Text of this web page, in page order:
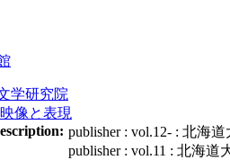
学研究院
像と表現
publisher : vol.12- : 北海
publisher : vol.11 : 北海